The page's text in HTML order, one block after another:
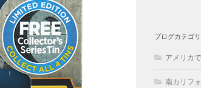
ブログカテゴ
アメリカ
南カリフ